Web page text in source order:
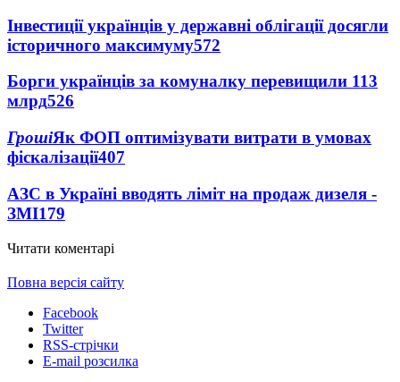
Інвестиції українців у державні облігації досягли
історичного максимуму572
Борги українців за комуналку перевищили 113
млрд526
ГрошіЯк ФОП оптимізувати витрати в умовах
фіскалізації407
АЗС в Україні вводять ліміт на продаж дизеля -
ЗМІ179
Читати коментарі
Повна версія сайту
Facebook
Twitter
RSS-стрічки
E-mail розсилка